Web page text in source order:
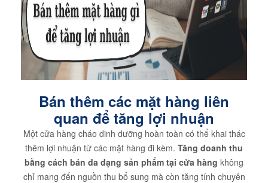
Bán thêm các mặt hàng liên
quan để tăng lợi nhuận
Một cửa hàng cháo dinh dưỡng hoàn toàn có thể khai thác
thêm lợi nhuận từ các mặt hàng đi kèm. Tăng doanh thu
bằng cách bán đa dạng sản phẩm tại cửa hàng không
chỉ mang đến nguồn thu bổ sung mà còn tăng tính chuyên